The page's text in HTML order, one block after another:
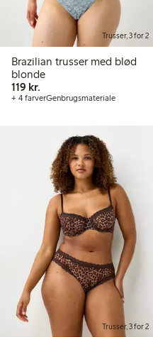
Trusser, 3 for 2
Brazilian trusser med blød
blonde
119 kr.
+ 4 farverGenbrugsmateriale
Trusser, 3 for 2